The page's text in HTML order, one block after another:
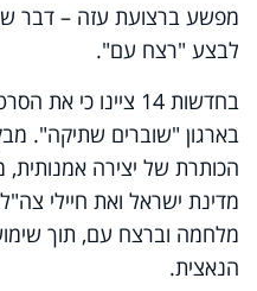
מפשע ברצועת עזה – דבר
לבצע "רצח עם".
בחדשות 14 ציינו
בארגון "שוברים שתיקה".
הכותרת של יצירה
מדינת ישראל ואת חיילי
מלחמה וברצח עם, תוך
הנאצית.